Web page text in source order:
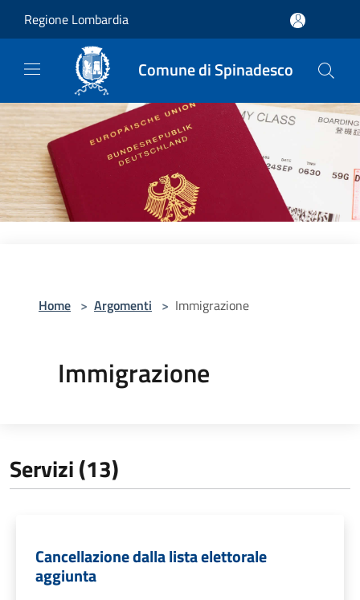
Regione Lombardia
Comune di Spinadesco
Home > Argomenti > Immigrazione
Immigrazione
Servizi (13)
Cancellazione dalla lista elettorale
aggiunta